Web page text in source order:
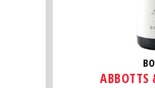
ABBOTTS